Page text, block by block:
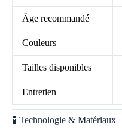
Âge recommandé
Couleurs
Tailles disponibles
Entretien
🧪 Technologie & Matériaux